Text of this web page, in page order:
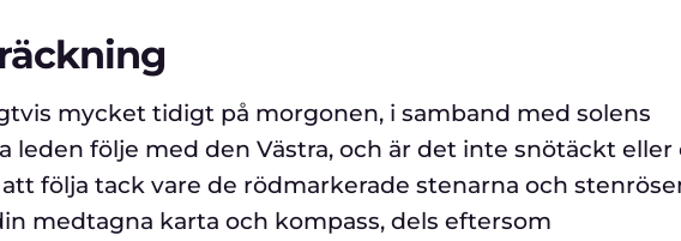
mycket tidigt på morgonen, i samband med solens
leden följe med den Västra, och är det inte snötäckt eller
följa tack vare de rödmarkerade stenarna och
medtagna karta och kompass, dels eftersom